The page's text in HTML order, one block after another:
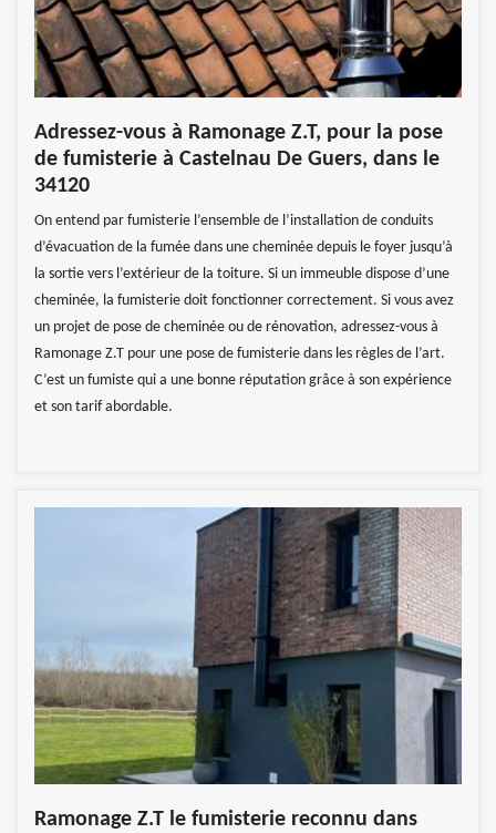
Adressez-vous à Ramonage Z.T, pour la pose
de fumisterie à Castelnau De Guers, dans le
34120
On entend par fumisterie l’ensemble de l’installation de conduits
d’évacuation de la fumée dans une cheminée depuis le foyer jusqu’à
la sortie vers l’extérieur de la toiture. Si un immeuble dispose d’une
cheminée, la fumisterie doit fonctionner correctement. Si vous avez
un projet de pose de cheminée ou de rénovation, adressez-vous à
Ramonage Z.T pour une pose de fumisterie dans les règles de l’art.
C’est un fumiste qui a une bonne réputation grâce à son expérience
et son tarif abordable.
Ramonage Z.T le fumisterie reconnu dans